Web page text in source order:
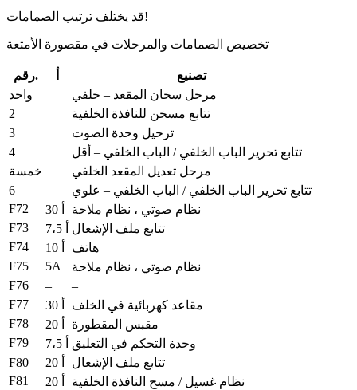
قد يختلف ترتيب الصمامات!
تخصيص الصمامات والمرحلات في مقصورة الأمتعة
رقم.
تصنيع
واحد
مرحل سخان المقعد – خلفي
2
تتابع مسخن للنافذة الخلفية
3
ترحيل وحدة الصوت
4
تتابع تحرير الباب الخلفي / الباب الخلفي – أقل
خمسة
مرحل تعديل المقعد الخلفي
6
تتابع تحرير الباب الخلفي / الباب الخلفي – علوي
F72
نظام صوتي ، نظام ملاحة
F73
تتابع ملف الإشعال
F74
هاتف
F75
5A
نظام صوتي ، نظام ملاحة
F76
–
–
F77
مقاعد كهربائية في الخلف
F78
مقبس المقطورة
F79
وحدة التحكم في التعليق
F80
تتابع ملف الإشعال
F81
نظام غسيل / مسح النافذة الخلفية